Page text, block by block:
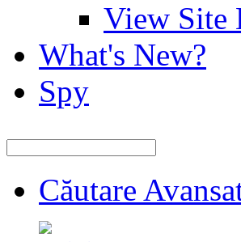
View Site
What's New?
Spy
Căutare